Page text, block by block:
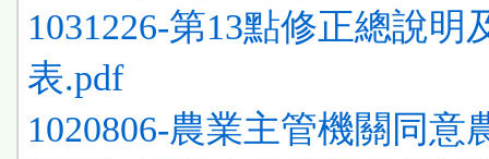
1031226-第13點修正總說明
表.pdf
1020806-農業主管機關同意